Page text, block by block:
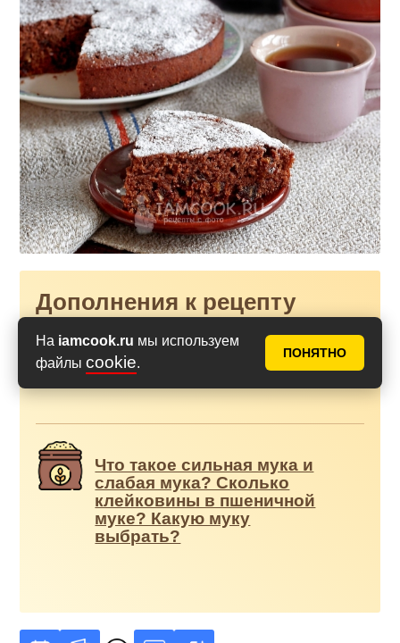
На iamcook.ru мы используем
файлы cookie.
ПОНЯТНО
Дополнения к рецепту
Рецепт разрыхлителя без
Что такое сильная мука и
слабая мука? Сколько
клейковины в пшеничной
муке? Какую муку
выбрать?